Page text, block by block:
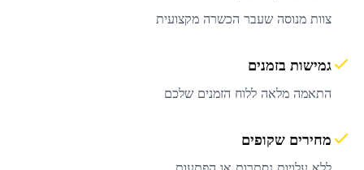
צוות מנוסה שעבר הכשרה מקצועית
גמישות בזמנים
התאמה מלאה ללוח הזמנים שלכם
מחירים שקופים